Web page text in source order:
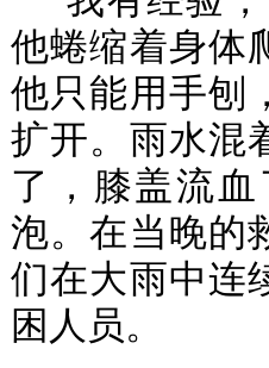
他蜷缩着身体
他只能用手刨
扩开。雨水混
了，膝盖流
泡。在当晚的
们在大雨中连
困人员。